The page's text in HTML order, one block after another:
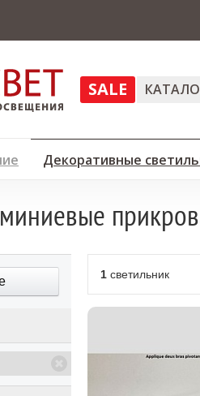
SALE
Декоративные
1 светильник